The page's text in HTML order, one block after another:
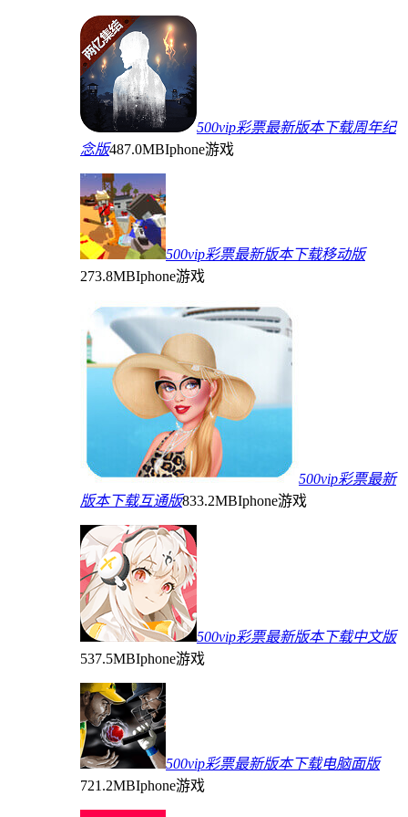
500vip彩票最新版本下载周年纪
念版487.0MBIphone游戏
500vip彩票最新版本下载移动版
273.8MBIphone游戏
500vip彩票最新
版本下载互通版833.2MBIphone游戏
500vip彩票最新版本下载中文版
537.5MBIphone游戏
500vip彩票最新版本下载电脑面版
721.2MBIphone游戏